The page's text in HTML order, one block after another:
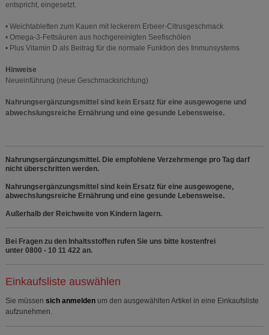
entspricht, eingesetzt.
• Weichtabletten zum Kauen mit leckerem Erbeer-Citrusgeschmack
• Omega-3-Fettsäuren aus hochgereinigten Seefischölen
• Plus Vitamin D als Beitrag für die normale Funktion des Immunsystems
Hinweise
Neueinführung (neue Geschmacksrichtung)
Nahrungsergänzungsmittel sind kein Ersatz für eine ausgewogene und
abwechslungsreiche Ernährung und eine gesunde Lebensweise.
Nahrungsergänzungsmittel. Die empfohlene Verzehrmenge pro Tag darf
nicht überschritten werden.
Nahrungsergänzungsmittel sind kein Ersatz für eine ausgewogene,
abwechslungsreiche Ernährung und eine gesunde Lebensweise.
Außerhalb der Reichweite von Kindern lagern.
Bei Fragen zu den Inhaltsstoffen rufen Sie uns bitte kostenfrei
unter 0800 - 10 11 422 an.
Einkaufsliste auswählen
Sie müssen sich anmelden um den ausgewählten Artikel in eine Einkaufsliste
aufzunehmen.